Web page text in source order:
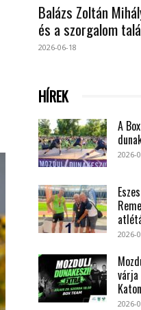
Balázs Zoltán
és a szorgalom
2026-06-18
HÍREK
A
2026-
2026-
2026-